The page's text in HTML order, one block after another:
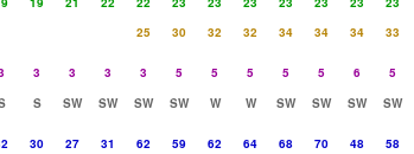
25 30 32 32 34 34 34 33
3 3 3 3 5 5 5 5 5 6 5
S SW SW SW SW W W SW SW SW SW
30 27 31 62 59 62 64 68 70 48 58